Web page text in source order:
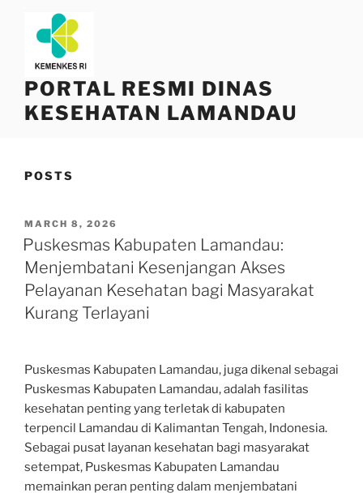
content
PORTAL RESMI DINAS
KESEHATAN LAMANDAU
POSTS
POSTED
ON
MARCH 8, 2026
Puskesmas Kabupaten Lamandau:
Menjembatani Kesenjangan Akses
Pelayanan Kesehatan bagi Masyarakat
Kurang Terlayani
Puskesmas Kabupaten Lamandau, juga dikenal sebagai
Puskesmas Kabupaten Lamandau, adalah fasilitas
kesehatan penting yang terletak di kabupaten
terpencil Lamandau di Kalimantan Tengah, Indonesia.
Sebagai pusat layanan kesehatan bagi masyarakat
setempat, Puskesmas Kabupaten Lamandau
memainkan peran penting dalam menjembatani